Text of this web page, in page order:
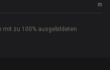
m
mit zu 100% ausgebildeten